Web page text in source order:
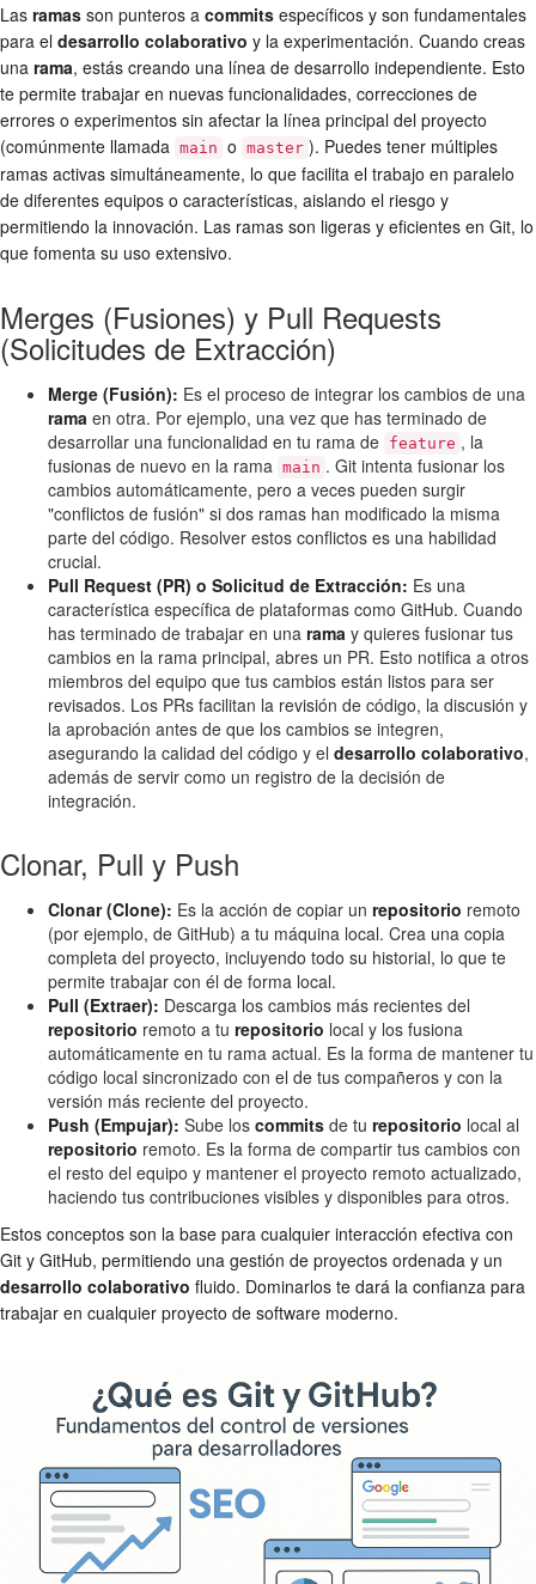
Las ramas son punteros a commits específicos y son fundamentales
para el desarrollo colaborativo y la experimentación. Cuando creas
una rama, estás creando una línea de desarrollo independiente. Esto
te permite trabajar en nuevas funcionalidades, correcciones de
errores o experimentos sin afectar la línea principal del proyecto
(comúnmente llamada main o master ). Puedes tener múltiples
ramas activas simultáneamente, lo que facilita el trabajo en paralelo
de diferentes equipos o características, aislando el riesgo y
permitiendo la innovación. Las ramas son ligeras y eficientes en Git, lo
que fomenta su uso extensivo.
Merges (Fusiones) y Pull Requests
(Solicitudes de Extracción)
Merge (Fusión): Es el proceso de integrar los cambios de una
rama en otra. Por ejemplo, una vez que has terminado de
desarrollar una funcionalidad en tu rama de feature , la
fusionas de nuevo en la rama main . Git intenta fusionar los
cambios automáticamente, pero a veces pueden surgir
"conflictos de fusión" si dos ramas han modificado la misma
parte del código. Resolver estos conflictos es una habilidad
crucial.
Pull Request (PR) o Solicitud de Extracción: Es una
característica específica de plataformas como GitHub. Cuando
has terminado de trabajar en una rama y quieres fusionar tus
cambios en la rama principal, abres un PR. Esto notifica a otros
miembros del equipo que tus cambios están listos para ser
revisados. Los PRs facilitan la revisión de código, la discusión y
la aprobación antes de que los cambios se integren,
asegurando la calidad del código y el desarrollo colaborativo,
además de servir como un registro de la decisión de
integración.
Clonar, Pull y Push
Clonar (Clone): Es la acción de copiar un repositorio remoto
(por ejemplo, de GitHub) a tu máquina local. Crea una copia
completa del proyecto, incluyendo todo su historial, lo que te
permite trabajar con él de forma local.
Pull (Extraer): Descarga los cambios más recientes del
repositorio remoto a tu repositorio local y los fusiona
automáticamente en tu rama actual. Es la forma de mantener tu
código local sincronizado con el de tus compañeros y con la
versión más reciente del proyecto.
Push (Empujar): Sube los commits de tu repositorio local al
repositorio remoto. Es la forma de compartir tus cambios con
el resto del equipo y mantener el proyecto remoto actualizado,
haciendo tus contribuciones visibles y disponibles para otros.
Estos conceptos son la base para cualquier interacción efectiva con
Git y GitHub, permitiendo una gestión de proyectos ordenada y un
desarrollo colaborativo fluido. Dominarlos te dará la confianza para
trabajar en cualquier proyecto de software moderno.